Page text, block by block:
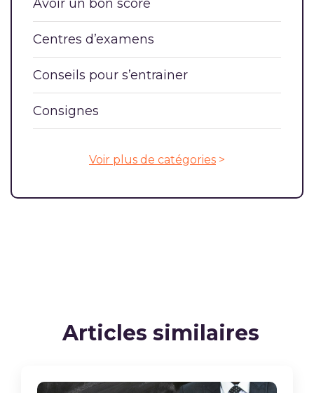
Avoir un bon score
Centres d’examens
Conseils pour s’entrainer
Consignes
Voir plus de catégories >
Articles similaires